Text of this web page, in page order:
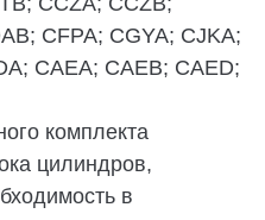
CFPA; CGYA; CJKA;
CAEA; CAEB; CAED;
комплекта
цилиндров,
в